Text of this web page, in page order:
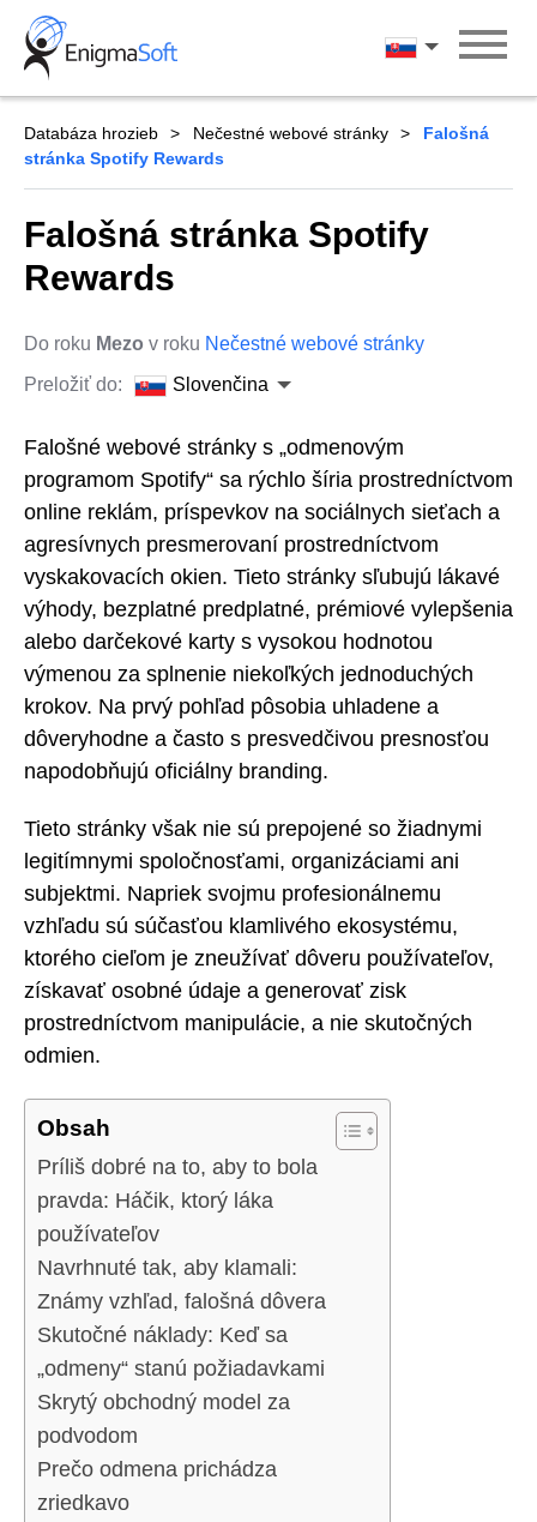
Skip
content
Slovenčina
Databáza hrozieb Nečestné webové stránky
Falošná
stránka Spotify Rewards
Falošná stránka Spotify
Rewards
Do roku Mezo v roku Nečestné webové stránky
Preložiť do:
Slovenčina
Falošné webové stránky s „odmenovým
programom Spotify“ sa rýchlo šíria prostredníctvom
online reklám, príspevkov na sociálnych sieťach a
agresívnych presmerovaní prostredníctvom
vyskakovacích okien. Tieto stránky sľubujú lákavé
výhody, bezplatné predplatné, prémiové vylepšenia
alebo darčekové karty s vysokou hodnotou
výmenou za splnenie niekoľkých jednoduchých
krokov. Na prvý pohľad pôsobia uhladene a
dôveryhodne a často s presvedčivou presnosťou
napodobňujú oficiálny branding.
Tieto stránky však nie sú prepojené so žiadnymi
legitímnymi spoločnosťami, organizáciami ani
subjektmi. Napriek svojmu profesionálnemu
vzhľadu sú súčasťou klamlivého ekosystému,
ktorého cieľom je zneužívať dôveru používateľov,
získavať osobné údaje a generovať zisk
prostredníctvom manipulácie, a nie skutočných
odmien.
Obsah
Príliš dobré na to, aby to bola
pravda: Háčik, ktorý láka
používateľov
Navrhnuté tak, aby klamali:
Známy vzhľad, falošná dôvera
Skutočné náklady: Keď sa
„odmeny“ stanú požiadavkami
Skrytý obchodný model za
podvodom
Prečo odmena prichádza
zriedkavo